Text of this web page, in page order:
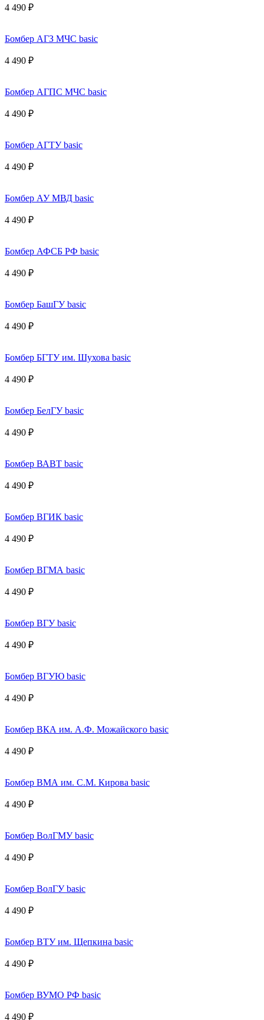
4 490 ₽
Бомбер АГЗ МЧС basic
4 490 ₽
Бомбер АГПС МЧС basic
4 490 ₽
Бомбер АГТУ basic
4 490 ₽
Бомбер АУ МВД basic
4 490 ₽
Бомбер АФСБ РФ basic
4 490 ₽
Бомбер БашГУ basic
4 490 ₽
Бомбер БГТУ им. Шухова basic
4 490 ₽
Бомбер БелГУ basic
4 490 ₽
Бомбер ВАВТ basic
4 490 ₽
Бомбер ВГИК basic
4 490 ₽
Бомбер ВГМА basic
4 490 ₽
Бомбер ВГУ basic
4 490 ₽
Бомбер ВГУЮ basic
4 490 ₽
Бомбер ВКА им. А.Ф. Можайского basic
4 490 ₽
Бомбер ВМА им. С.М. Кирова basic
4 490 ₽
Бомбер ВолГМУ basic
4 490 ₽
Бомбер ВолГУ basic
4 490 ₽
Бомбер ВТУ им. Щепкина basic
4 490 ₽
Бомбер ВУМО РФ basic
4 490 ₽